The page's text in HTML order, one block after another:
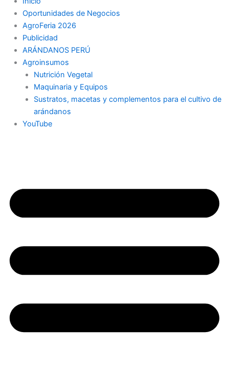
Oportunidades de Negocios
AgroFeria 2026
Publicidad
ARÁNDANOS PERÚ
Agroinsumos
Nutrición Vegetal
Maquinaria y Equipos
Sustratos, macetas y complementos para el cultivo de
arándanos
YouTube